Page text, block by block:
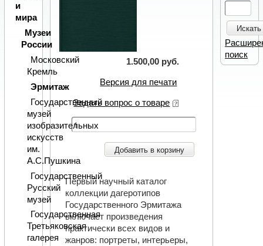
1.500,00 руб.
Версия для печати
Задать вопрос о товаре
Добавить в корзину
Первый научный каталог
коллекции дагеротипов
Государственного Эрмитажа
включает произведения
практически всех видов и
жанров: портреты, интерьеры,
и
мира
Музеи
России
Московский
Кремль
Эрмитаж
Государственный
музей
изобразительных
искусств
им.
А.С.Пушкина
Государственный
Русский
музей
Государственная
Третьяковская
галерея
Искать
поиск